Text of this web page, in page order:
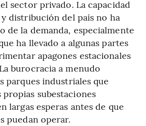
sector privado. La capacidad
distribución del país no ha
de la demanda, especialmente
ha llevado a algunas partes
apagones estacionales
burocracia a menudo
parques industriales que
subestaciones
largas esperas antes de que
puedan operar.